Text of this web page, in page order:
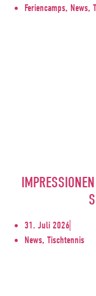
Feriencamps, News,
31. Juli 2026
News, Tischtennis